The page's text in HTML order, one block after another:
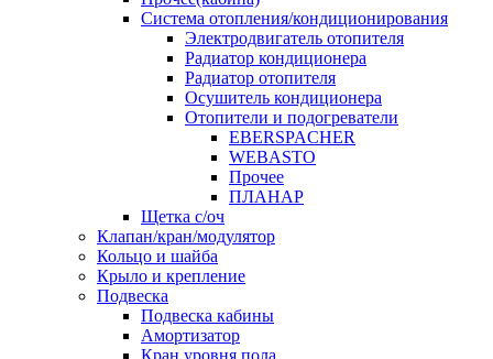
Система отопления/кондиционирования
Электродвигатель отопителя
Радиатор кондиционера
Радиатор отопителя
Осушитель кондиционера
Отопители и подогреватели
EBERSPACHER
WEBASTO
Прочее
ПЛАНАР
Щетка с/оч
Клапан/кран/модулятор
Кольцо и шайба
Крыло и крепление
Подвеска
Подвеска кабины
Амортизатор
Кран уровня пола